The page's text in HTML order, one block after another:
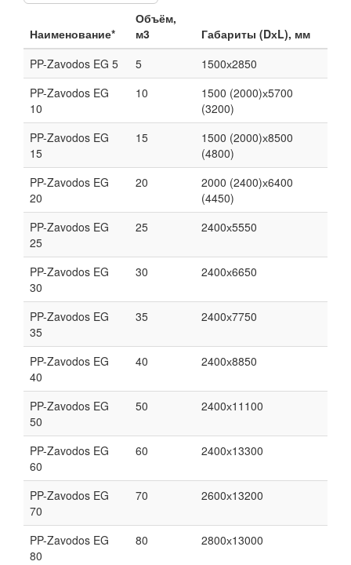
Наименование*
Объём,
м3
Габариты (DхL), мм
PP-Zavodos EG 5
5
1500х2850
PP-Zavodos EG
10
10
1500 (2000)х5700
(3200)
PP-Zavodos EG
15
15
1500 (2000)х8500
(4800)
PP-Zavodos EG
20
20
2000 (2400)х6400
(4450)
PP-Zavodos EG
25
25 2400х5550
PP-Zavodos EG
30
30 2400х6650
PP-Zavodos EG
35
35 2400х7750
PP-Zavodos EG
40
40 2400х8850
PP-Zavodos EG
50
50 2400х11100
PP-Zavodos EG
60
60 2400х13300
PP-Zavodos EG
70
70 2600х13200
PP-Zavodos EG
80
80 2800х13000